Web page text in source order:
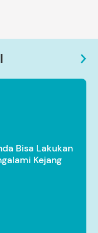
Bisa Lakukan
Kejang